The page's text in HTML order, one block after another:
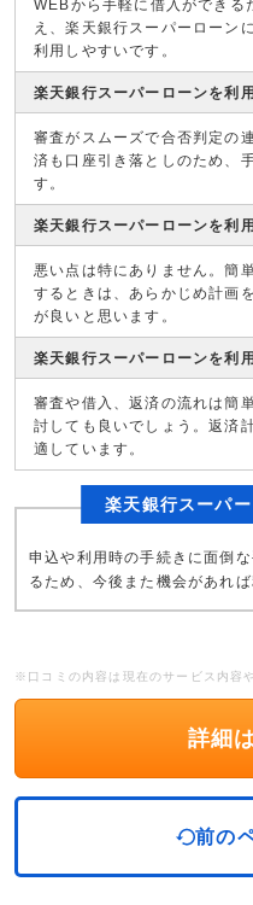
WEBから手軽に借入ができる
え、楽天銀行スーパーローン
利用しやすいです。
楽天銀行スーパーローンを利
審査がスムーズで合否判定の
済も口座引き落としのため、
す。
楽天銀行スーパーローンを利
悪い点は特にありません。簡
するときは、あらかじめ計画
が良いと思います。
楽天銀行スーパーローンを利
審査や借入、返済の流れは簡
討しても良いでしょう。返済
適しています。
楽天銀行スーパ
申込や利用時の手続きに面倒
るため、今後また機会があれ
※口コミの内容は現在のサービス内容
詳細
前の